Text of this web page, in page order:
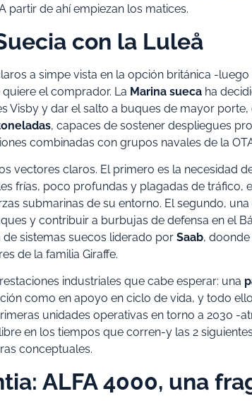
partir de ahí empiezan los matices.
con la Luleå
a simpe vista en la opción británica -
el comprador. La Marina sueca ha
Visby y dar el salto a buques de mayor
, capaces de sostener despliegues
combinadas con grupos navales de la
vectores claros. El primero es la necesidad
frías, poco profundas y plagadas de tráfico,
submarinas de su entorno. El segundo, una
y contribuir a burbujas de defensa en el
sistemas suecos liderado por Saab,
de la familia Giraffe.
industriales que cabe esperar: una
como en apoyo en ciclo de vida, y todo
unidades operativas en torno a 2030 -
en los tiempos que corren-y las 2
conceptuales.
ALFA 4000, una